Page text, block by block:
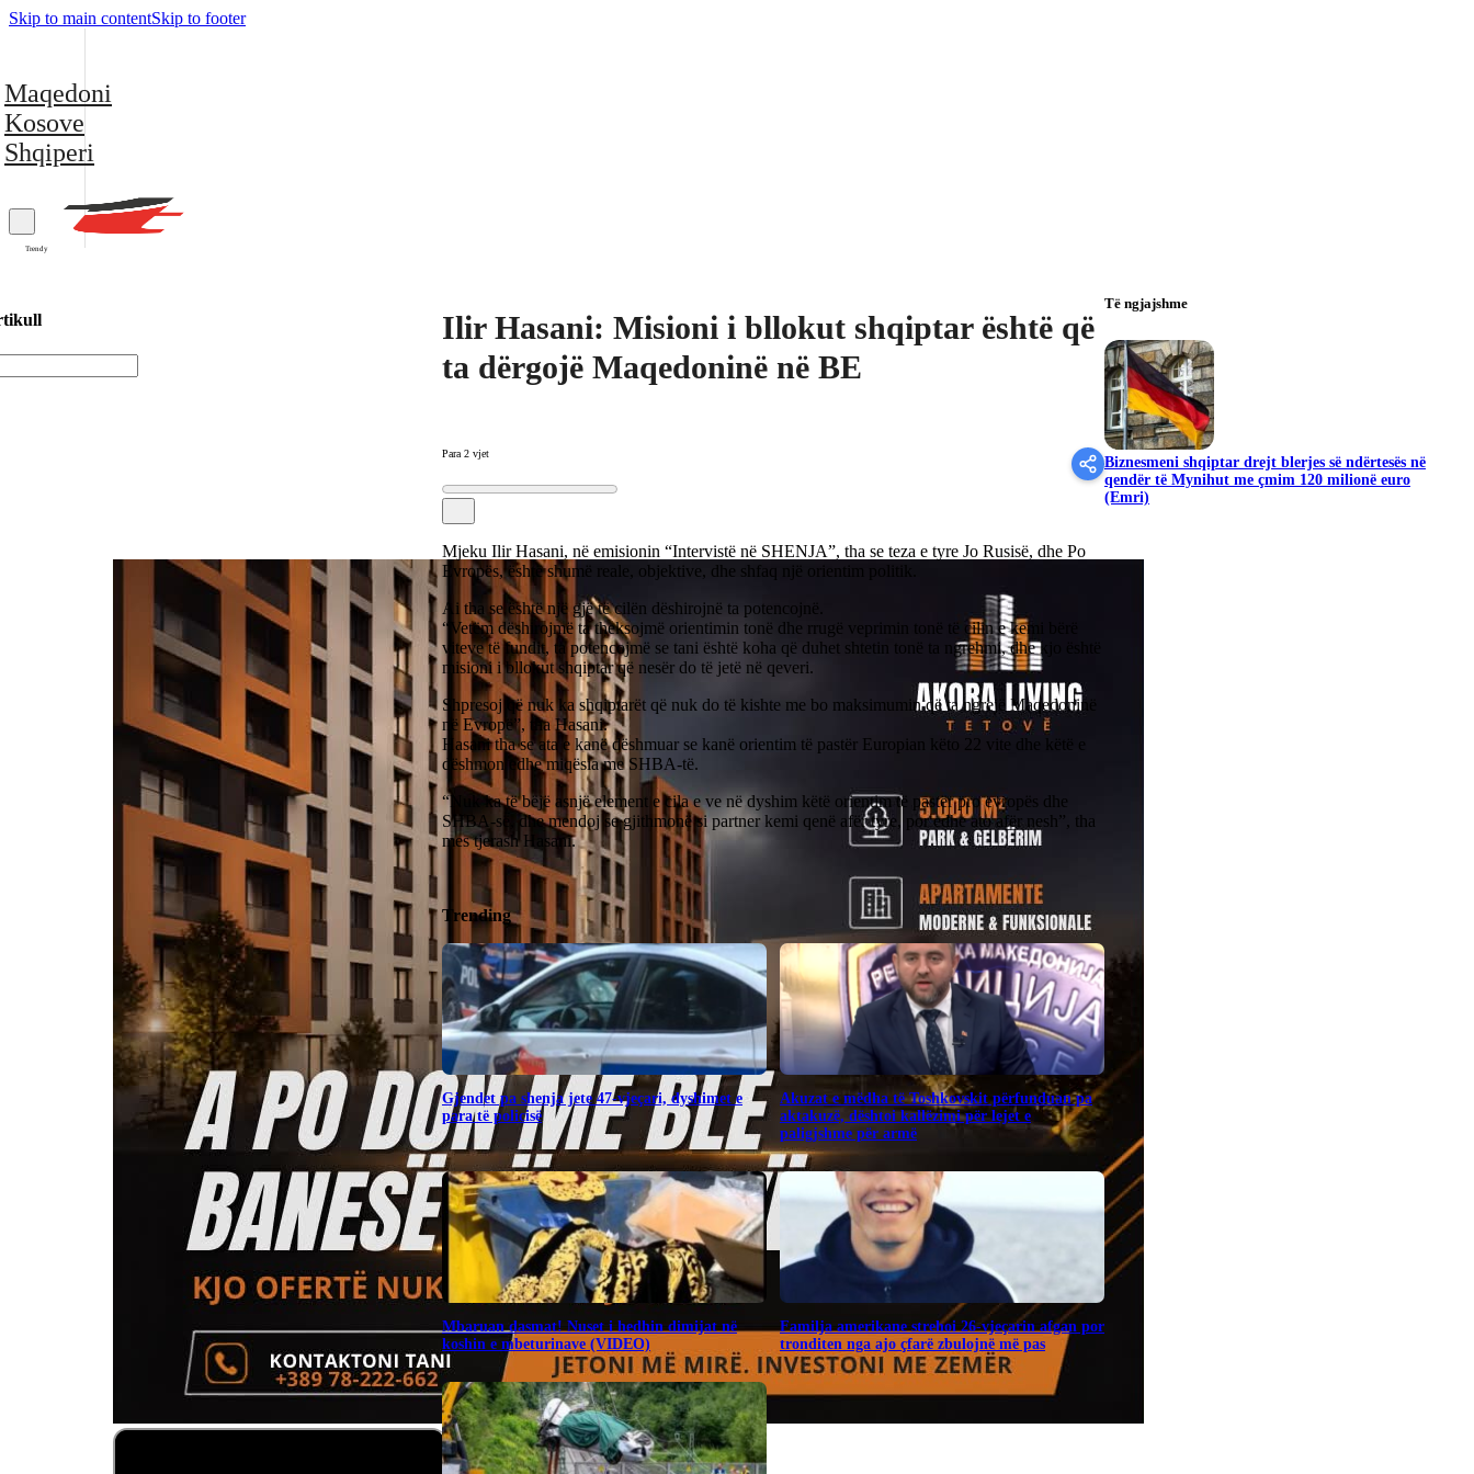
Skip to main contentSkip to footer
Maqedoni
Kosove
Shqiperi
Trendy
Ilir Hasani: Misioni i bllokut shqiptar është që
ta dërgojë Maqedoninë në BE
Para 2 vjet
Mjeku Ilir Hasani, në emisionin “Intervistë në SHENJA”, tha se teza e tyre Jo Rusisë, dhe Po
Evropës, është shumë reale, objektive, dhe shfaq një orientim politik.
Ai tha se është një gjë të cilën dëshirojnë ta potencojnë.
“Vetëm dëshirojmë ta theksojmë orientimin tonë dhe rrugë veprimin tonë të cilin e kemi bërë
viteve të fundit, ta potencojmë se tani është koha që duhet shtetin tonë ta ngrehmi, dhe kjo është
misioni i bllokut shqiptar që nesër do të jetë në qeveri.
Shpresoj që nuk ka shqiptarët që nuk do të kishte me bo maksimumin që ta ngrejë Maqedoninë
në Evropë”, tha Hasani.
Hasani tha se ata e kanë dëshmuar se kanë orientim të pastër Europian këto 22 vite dhe këtë e
dëshmon edhe miqësia me SHBA-të.
“Nuk ka të bëjë asnjë element e cila e ve në dyshim këtë orientim të pastër pro evropës dhe
SHBA-së, dhe mendoj se gjithmonë si partner kemi qenë afër tyre, por edhe ato afër nesh”, tha
mes tjerash Hasani.
Trending
Gjendet pa shenja jete 47-vjeçari, dyshimet e
para të policisë
Akuzat e mëdha të Toshkovskit përfunduan pa
aktakuzë, dështoi kallëzimi për lejet e
paligjshme për armë
Mbaruan dasmat! Nuset i hedhin dimijat në
koshin e mbeturinave (VIDEO)
Familja amerikane strehoi 26-vjeçarin afgan por
tronditen nga ajo çfarë zbulojnë më pas
Të ngjajshme
Biznesmeni shqiptar drejt blerjes së ndërtesës në
qendër të Mynihut me çmim 120 milionë euro
(Emri)